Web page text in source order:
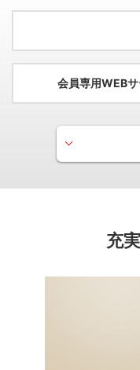
会員専用WEB
各種ビジネスサポー
ビジネスシーンでお
充